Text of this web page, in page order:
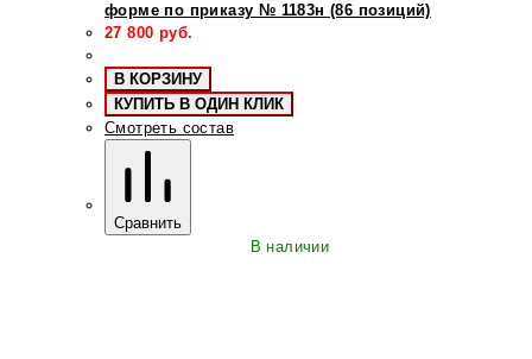
форме по приказу № 1183н (86 позиций)
27 800 руб.
В КОРЗИНУ
КУПИТЬ В ОДИН КЛИК
Смотреть состав
Сравнить
В наличии